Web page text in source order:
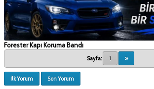
Forester Kapı Koruma Bandı
Sayfa: 1 »
İlk Yorum Son Yorum